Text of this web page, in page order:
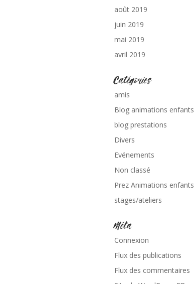
août 2019
juin 2019
mai 2019
avril 2019
Catégories
amis
Blog animations enfants
blog prestations
Divers
Evénements
Non classé
Prez Animations enfants
stages/ateliers
Méta
Connexion
Flux des publications
Flux des commentaires